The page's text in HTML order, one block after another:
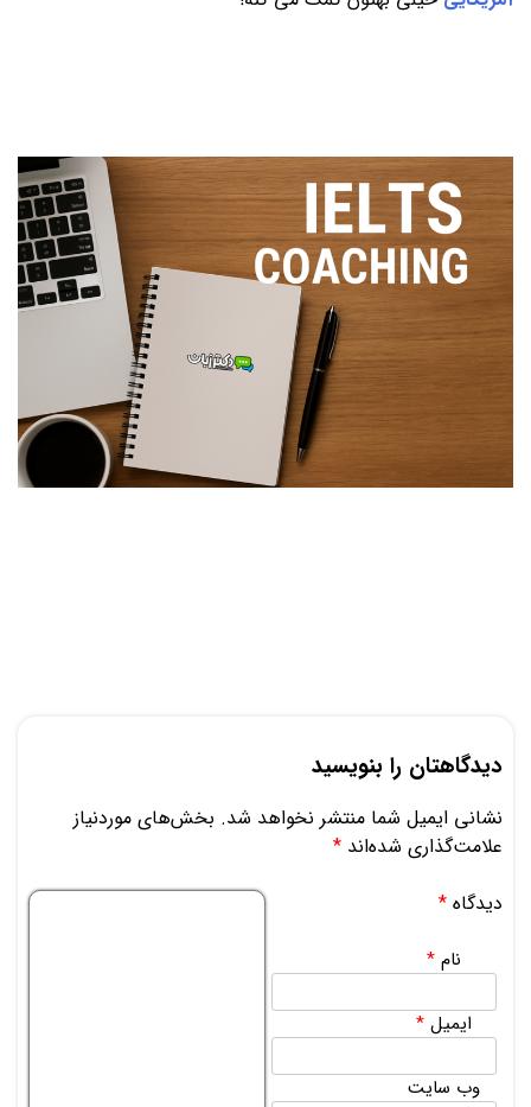
دیدگاهتان را بنویسید
نشانی ایمیل شما منتشر نخواهد شد. بخش‌های موردنیاز
علامت‌گذاری شده‌اند *
دیدگاه *
نام*
ایمیل*
وب‌ سایت